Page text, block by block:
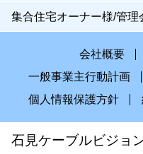
集合住宅オーナー様/管理
会社概要
一般事業主行動計画
個人情報保護方針
石見ケーブルビジョ